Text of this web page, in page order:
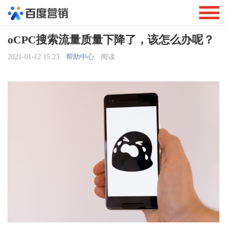
oCPC搜索流量质量下降了，该怎么办呢？
2021-01-12 15:23 帮助中心 阅读